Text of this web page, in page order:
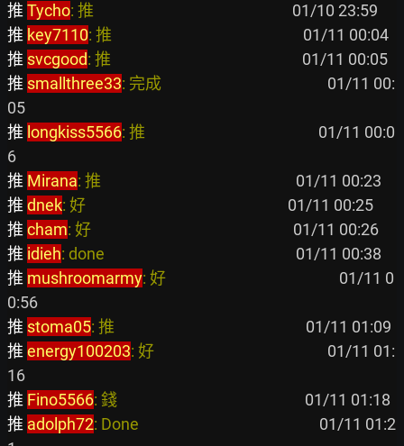
推 Tycho: 推
推 key7110: 推
推 svcgood: 推
推 smallthree33: 完成
01/11 00:
推 longkiss5566: 推
01/11 00:0
推 Mirana: 推
推 dnek: 好
推 cham: 好
推 idieh: done
推 mushroomarmy: 好
01/11 0
推 stoma05: 推
推 energy100203: 好
01/11 01:
推 Fino5566: 錢
推 adolph72: Done
01/11 01:2